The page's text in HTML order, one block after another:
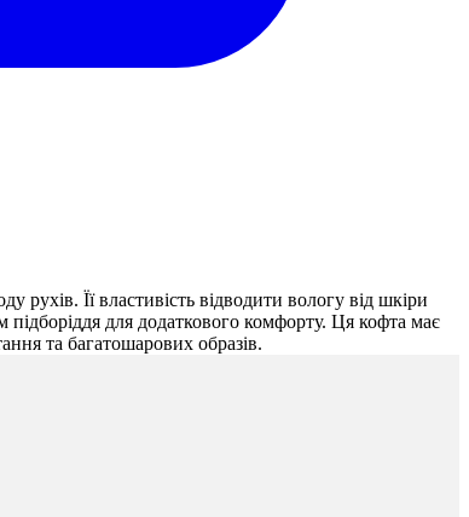
Її властивість відводити вологу від шкіри
для додаткового комфорту. Ця кофта має
та багатошарових образів.